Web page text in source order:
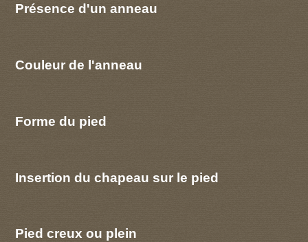
Présence d'un anneau
Couleur de l'anneau
Forme du pied
Insertion du chapeau sur le pied
Pied creux ou plein